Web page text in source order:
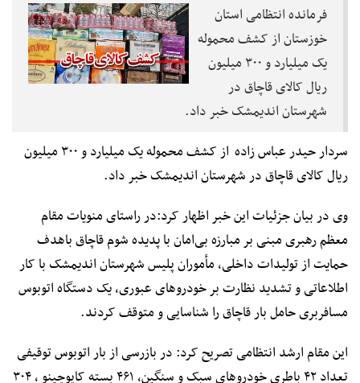
فرمانده انتظامی استان
خوزستان از کشف محموله
یک میلیارد و ۳۰۰ میلیون
ریال کالای قاچاق در
شهرستان اندیمشک خبر داد.
سردار حیدر عباس زاده از کشف محموله یک میلیارد و ۳۰۰ میلیون
ریال کالای قاچاق در شهرستان اندیمشک خبر داد.
وی در بیان جزئیات این خبر اظهار کرد:در راستای منویات مقام
معظم رهبری مبنی بر مبارزه بی‌امان با پدیده شوم قاچاق باهدف
حمایت از تولیدات داخلی، مأموران پلیس شهرستان اندیمشک با کار
اطلاعاتی و تشدید نظارت بر خودروهای عبوری، یک دستگاه اتوبوس
مسافربری حامل بار قاچاق را شناسایی و متوقف کردند.
این مقام ارشد انتظامی تصریح کرد: در بازرسی از بار اتوبوس توقیفی
تعداد ۴۲ باطری خودروهای سبک و سنگین، ۴۶۱ بسته کاپوچینو ، ۳۰۴